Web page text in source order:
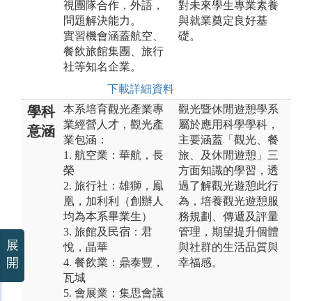
視團隊合作，外語，
問題解決能力。
實習機會涵蓋航空、
餐飲旅館集團、旅行
社等知名企業。
下載詳細資料
對未來學生專業素養
與就業奠定良好基
礎。
學科
意涵
本系培育觀光產業專
業經營人才，觀光產
業包涵：
1. 航空業：華航，長
榮
2. 旅行社：雄獅，鳯
凰，加利利（創辦人
均為本系畢業生）
3. 旅館及民宿：君
悅，晶華
4. 餐飲業：鼎泰豐，
瓦城
5. 會展業：集思會議
觀光暨休閒遊憩學系
屬於應用科學學科，
主要涵蓋「觀光、餐
旅、及休閒遊憩」三
方面知識的學習，透
過了解觀光遊憩此行
為，培養觀光遊憩服
務規劃、傳遞及評量
管理，期望提升個體
與社群的生活品質與
幸福感。
展
開